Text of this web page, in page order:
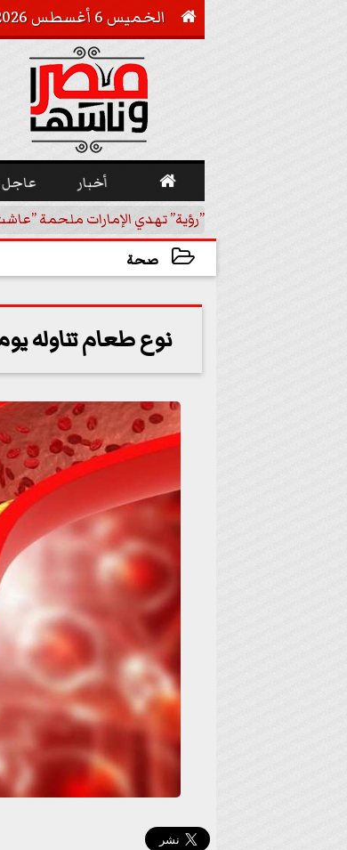
 الخميس 6 أغسطس 2026
 أخبار عاجل
”رؤية” تهدي الإمارات ملحمة
صحة
نوع طعام تناوله